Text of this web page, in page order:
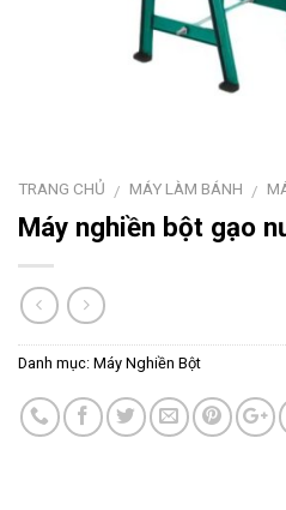
TRANG CHỦ / MÁY LÀM BÁNH /
Máy nghiền bột gạo
Danh mục: Máy Nghiền Bột